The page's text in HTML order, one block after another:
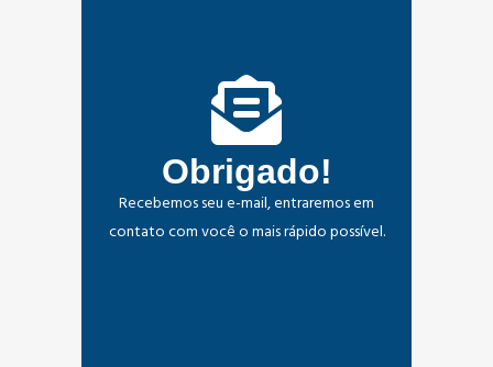
Obrigado!
Recebemos seu e-mail, entraremos em
contato com você o mais rápido possível.